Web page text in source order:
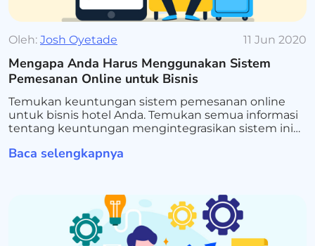
Oleh: Josh Oyetade 11 Jun 2020
Mengapa Anda Harus Menggunakan Sistem
Pemesanan Online untuk Bisnis
Temukan keuntungan sistem pemesanan online
untuk bisnis hotel Anda. Temukan semua informasi
tentang keuntungan mengintegrasikan sistem ini
Baca selengkapnya